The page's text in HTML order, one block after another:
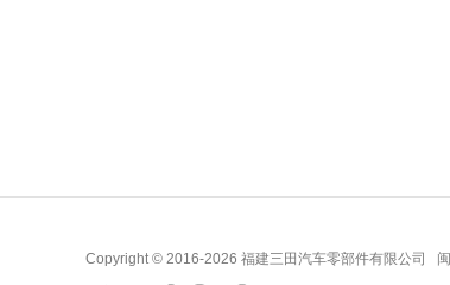
Copyright © 2016-2026 福建三田汽车零部件有限公司